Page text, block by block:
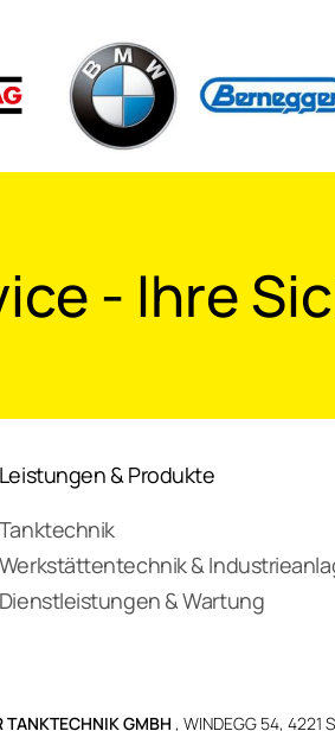
- Ihre
Leistungen & Produkte
Tanktechnik
Werkstättentechnik &
Dienstleistungen & Wartung
TANKTECHNIK GMBH , WINDEGG 54, 4221